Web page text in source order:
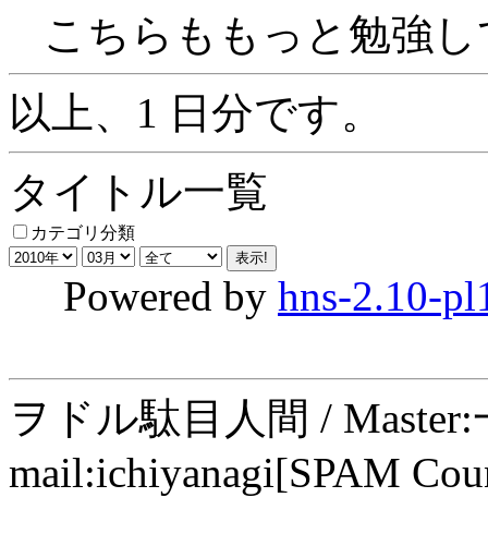
こちらももっと勉強
以上、1 日分です。
タイトル一覧
カテゴリ分類
Powered by hns-2.10-
ヲドル駄目人間 /
mail:ichiyanagi[SPAM